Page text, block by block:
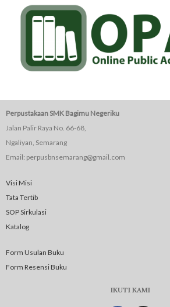
Perpustakaan SMK Bagimu Negeriku
Jalan Palir Raya No. 66-68,
Ngaliyan, Semarang
Email: perpusbnsemarang@gmail.com
Visi Misi
Tata Tertib
SOP Sirkulasi
Katalog
Form Usulan Buku
Form Resensi Buku
IKUTI KAMI